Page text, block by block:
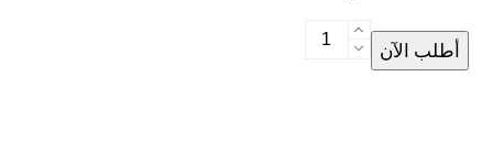
مرقس
quantity
أطلب الآن